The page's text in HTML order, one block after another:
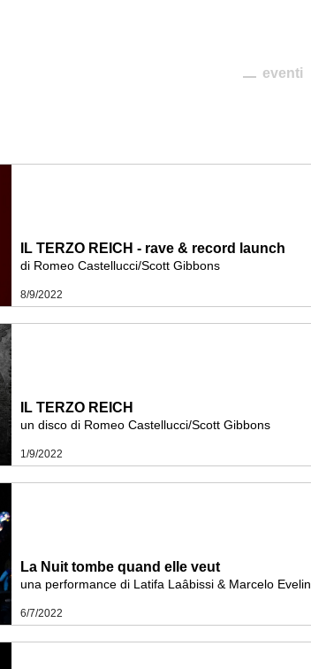
eventi
IL TERZO REICH - rave & record launch
di Romeo Castellucci/Scott Gibbons
8/9/2022
IL TERZO REICH
un disco di Romeo Castellucci/Scott Gibbons
1/9/2022
La Nuit tombe quand elle veut
una performance di Latifa Laâbissi & Marcelo Evelin
6/7/2022